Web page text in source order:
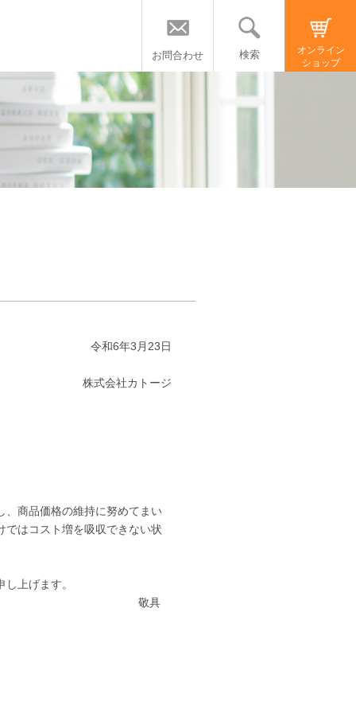
お問合わせ 検索
オンライン
ショップ
令和6年3 月 23日
株式会社カトージ
、商品価格の維持に努めてまい
ではコスト増を吸収できない状
上げます。
敬具